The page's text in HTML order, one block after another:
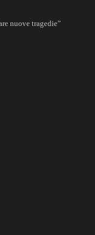
nuove tragedie”